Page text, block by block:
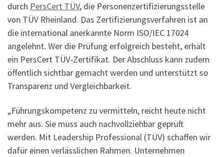
durch PersCert TÜV, die Personenzertifizierungsstelle
von TÜV Rheinland. Das Zertifizierungsverfahren ist an
die international anerkannte Norm ISO/IEC 17024
angelehnt. Wer die Prüfung erfolgreich besteht, erhält
ein PersCert TÜV-Zertifikat. Der Abschluss kann zudem
öffentlich sichtbar gemacht werden und unterstützt so
Transparenz und Vergleichbarkeit.
„Führungskompetenz zu vermitteln, reicht heute nicht
mehr aus. Sie muss auch nachvollziehbar geprüft
werden. Mit Leadership Professional (TÜV) schaffen wir
dafür einen verlässlichen Rahmen. Unternehmen